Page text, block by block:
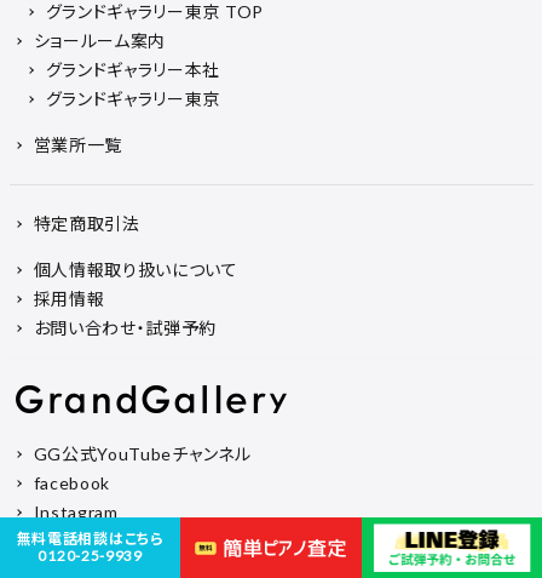
グランドギャラリー東京 TOP
ショールーム案内
グランドギャラリー本社
グランドギャラリー東京
営業所一覧
特定商取引法
個人情報取り扱いについて
採用情報
お問い合わせ・試弾予約
GG公式YouTubeチャンネル
facebook
Instagram
オンラインでも、ご来店でもピアノが選べる。
無料電話相談はこちら
0120-25-9939